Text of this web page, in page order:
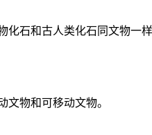
化石和古人类化石同文物一样
物和可移动文物。